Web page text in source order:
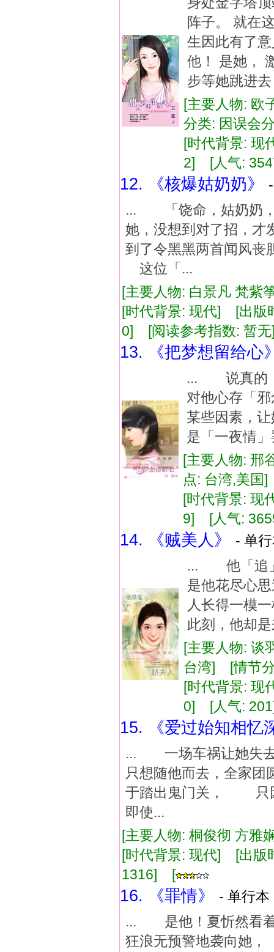
阵子。 就在
生因此有了
他！ 是她，
步等她跳进
[主要人物:
分类: 因误会
[时代背景:
2] [人气:
12. 《核爆姑奶奶》
... 「饶命，姑奶奶，
她，没想到对了招，才
到了令黑黑两首闻风
这位「...
[主要人物: 白景凡 梵
[时代背景: 现代] [出
0] [阅读参考指数: 暂无
13. 《把梦想留给心
... 说真的
对他心存「
某些因素，
是「一夜情
[主要人物: 邢
点: 台湾,美
[时代背景:
9] [人气:
14. 《贼美人》
- 单
... 他「追
是他花尽心
人长得一
此刻，他却
[主要人物: 谈
台湾] [情节
[时代背景:
0] [人气:
15. 《爱过始知相忆
... 一场车祸让她失
只想随他而去，全
于踏出鬼门关， 只
即使...
[主要人物: 桐俊彻 方
[时代背景: 现代] [出
1316] [
16. 《罪情》
- 单行
... 是他！夏忻然看
狂浪无预警地袭向